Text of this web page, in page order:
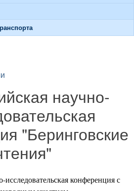
научно-
"Беринговские
исследовательская конференция с